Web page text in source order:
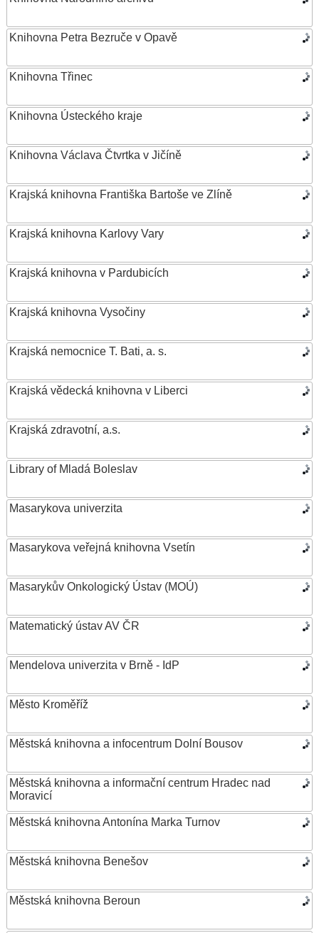
Knihovna Petra Bezruče v Opavě
Knihovna Třinec
Knihovna Ústeckého kraje
Knihovna Václava Čtvrtka v Jičíně
Krajská knihovna Františka Bartoše ve Zlíně
Krajská knihovna Karlovy Vary
Krajská knihovna v Pardubicích
Krajská knihovna Vysočiny
Krajská nemocnice T. Bati, a. s.
Krajská vědecká knihovna v Liberci
Krajská zdravotní, a.s.
Library of Mladá Boleslav
Masarykova univerzita
Masarykova veřejná knihovna Vsetín
Masarykův Onkologický Ústav (MOÚ)
Matematický ústav AV ČR
Mendelova univerzita v Brně - IdP
Město Kroměříž
Městská knihovna a infocentrum Dolní Bousov
Městská knihovna a informační centrum Hradec nad
Moravicí
Městská knihovna Antonína Marka Turnov
Městská knihovna Benešov
Městská knihovna Beroun